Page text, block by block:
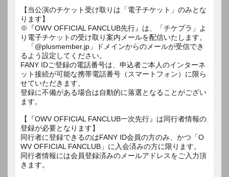
【当公演のチケット受け取りは「電子チケット」のみとな
ります】
※『OWV OFFICIAL FANCLUB先行』は、「チケプラ」よ
り電子チケットの受け取り案内メールを配信いたします。
「@plusmember.jp」ドメインからのメールが受信でき
るよう設定してください。
FANY IDご登録の電話番号は、申込者ご本人のインターネ
ット接続が可能な携帯電話番号（スマートフォン）に限ら
せていただきます。
登録に不備がある場合は自動的に落選となることがござい
ます。
【『OWV OFFICIAL FANCLUB一次先行』は同行者情報の
登録が必要となります】
同行者に登録できるのはFANY ID会員の方のみ、かつ「O
WV OFFICIAL FANCLUB」に入会済みの方に限ります。
同行者情報には会員登録済みのメールアドレスをご入力頂
きます。